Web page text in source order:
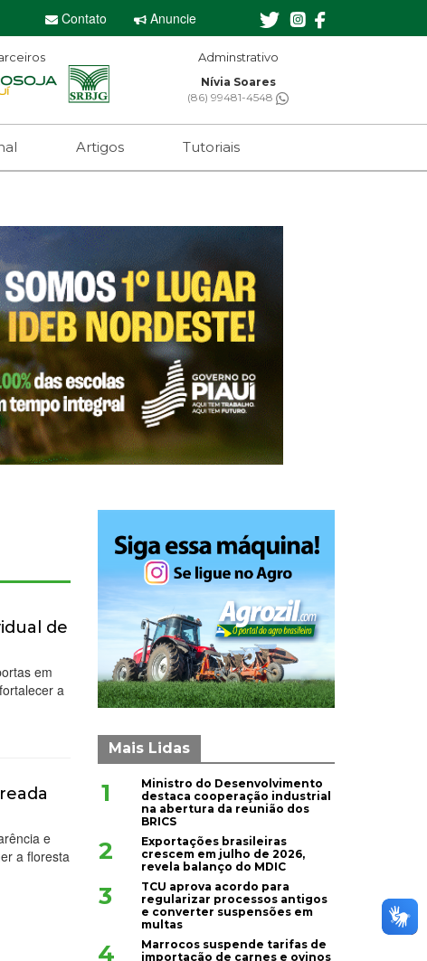
Contato Anuncie
Adminstrativo
Nívia Soares
(86) 99481-4548
Artigos Tutoriais
de
em
a
e
a floresta
Mais Lidas
1
Ministro do Desenvolvimento
destaca cooperação industrial
na abertura da reunião dos
BRICS
2
Exportações brasileiras
crescem em julho de 2026,
revela balanço do MDIC
3
TCU aprova acordo para
regularizar processos antigos
e converter suspensões em
multas
4
Marrocos suspende tarifas de
importação de carnes e ovinos